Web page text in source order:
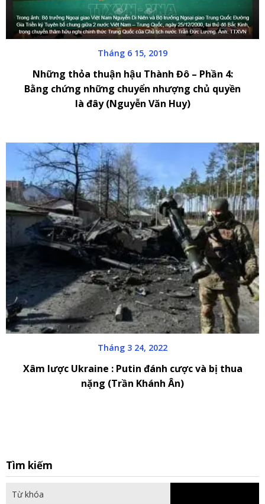
Tháng 6 15, 2019
Những thỏa thuận hậu Thành Đô – Phần 4:
Bằng chứng những chuyển nhượng chủ quyền
là đây (Nguyễn Văn Huy)
Tháng 3 24, 2022
Xâm lược Ukraine : Putin đánh cược và bị thua
nặng (Trần Khánh Ân)
Tìm kiếm